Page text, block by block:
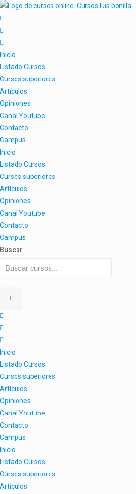
Inicio
Listado Cursos
Cursos superiores
Artículos
Opiniones
Canal Youtube
Contacto
Campus
Inicio
Listado Cursos
Cursos superiores
Artículos
Opiniones
Canal Youtube
Contacto
Campus
Buscar
Inicio
Listado Cursos
Cursos superiores
Artículos
Opiniones
Canal Youtube
Contacto
Campus
Inicio
Listado Cursos
Cursos superiores
Artículos